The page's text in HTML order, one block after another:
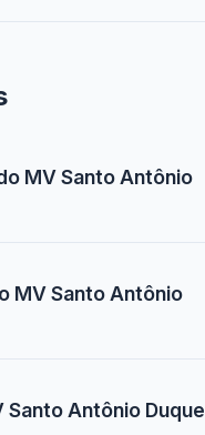
MV Santo Antônio
MV Santo Antônio
Santo Antônio Duque